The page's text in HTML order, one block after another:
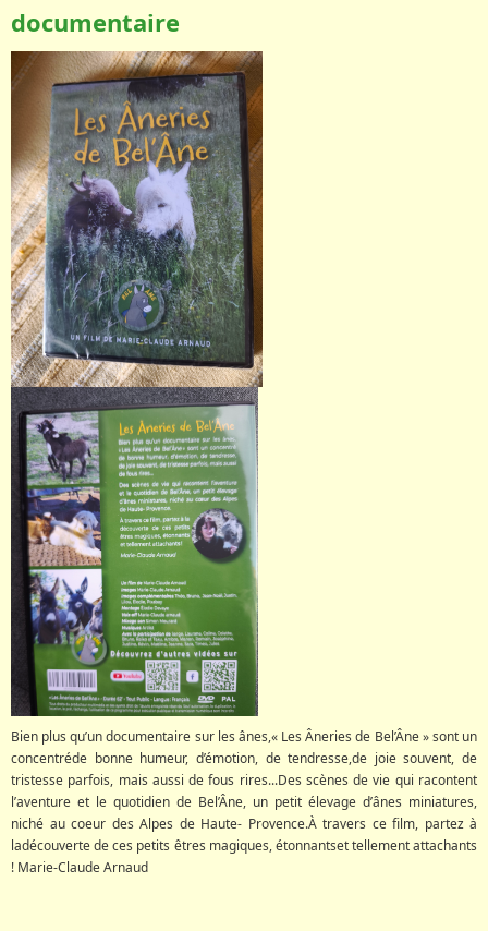
documentaire
Bien plus qu’un documentaire sur les ânes,« Les Âneries de Bel’Âne » sont un
concentréde bonne humeur, d’émotion, de tendresse,de joie souvent, de
tristesse parfois, mais aussi de fous rires...Des scènes de vie qui racontent
l’aventure et le quotidien de Bel’Âne, un petit élevage d’ânes miniatures,
niché au coeur des Alpes de Haute- Provence.À travers ce film, partez à
ladécouverte de ces petits êtres magiques, étonnantset tellement attachants
! Marie-Claude Arnaud